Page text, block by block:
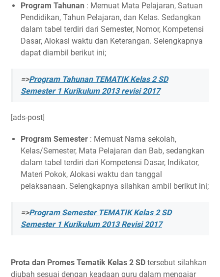
Program Tahunan : Memuat Mata Pelajaran, Satuan
Pendidikan, Tahun Pelajaran, dan Kelas. Sedangkan
dalam tabel terdiri dari Semester, Nomor, Kompetensi
Dasar, Alokasi waktu dan Keterangan. Selengkapnya
dapat diambil berikut ini;
=>Program Tahunan TEMATIK Kelas 2 SD
Semester 1 Kurikulum 2013 revisi 2017
[ads-post]
Program Semester : Memuat Nama sekolah,
Kelas/Semester, Mata Pelajaran dan Bab, sedangkan
dalam tabel terdiri dari Kompetensi Dasar, Indikator,
Materi Pokok, Alokasi waktu dan tanggal
pelaksanaan. Selengkapnya silahkan ambil berikut ini;
=>Program Semester TEMATIK Kelas 2 SD
Semester 1 Kurikulum 2013 Revisi 2017
Prota dan Promes Tematik Kelas 2 SD tersebut silahkan
diubah sesuai dengan keadaan guru dalam mengajar